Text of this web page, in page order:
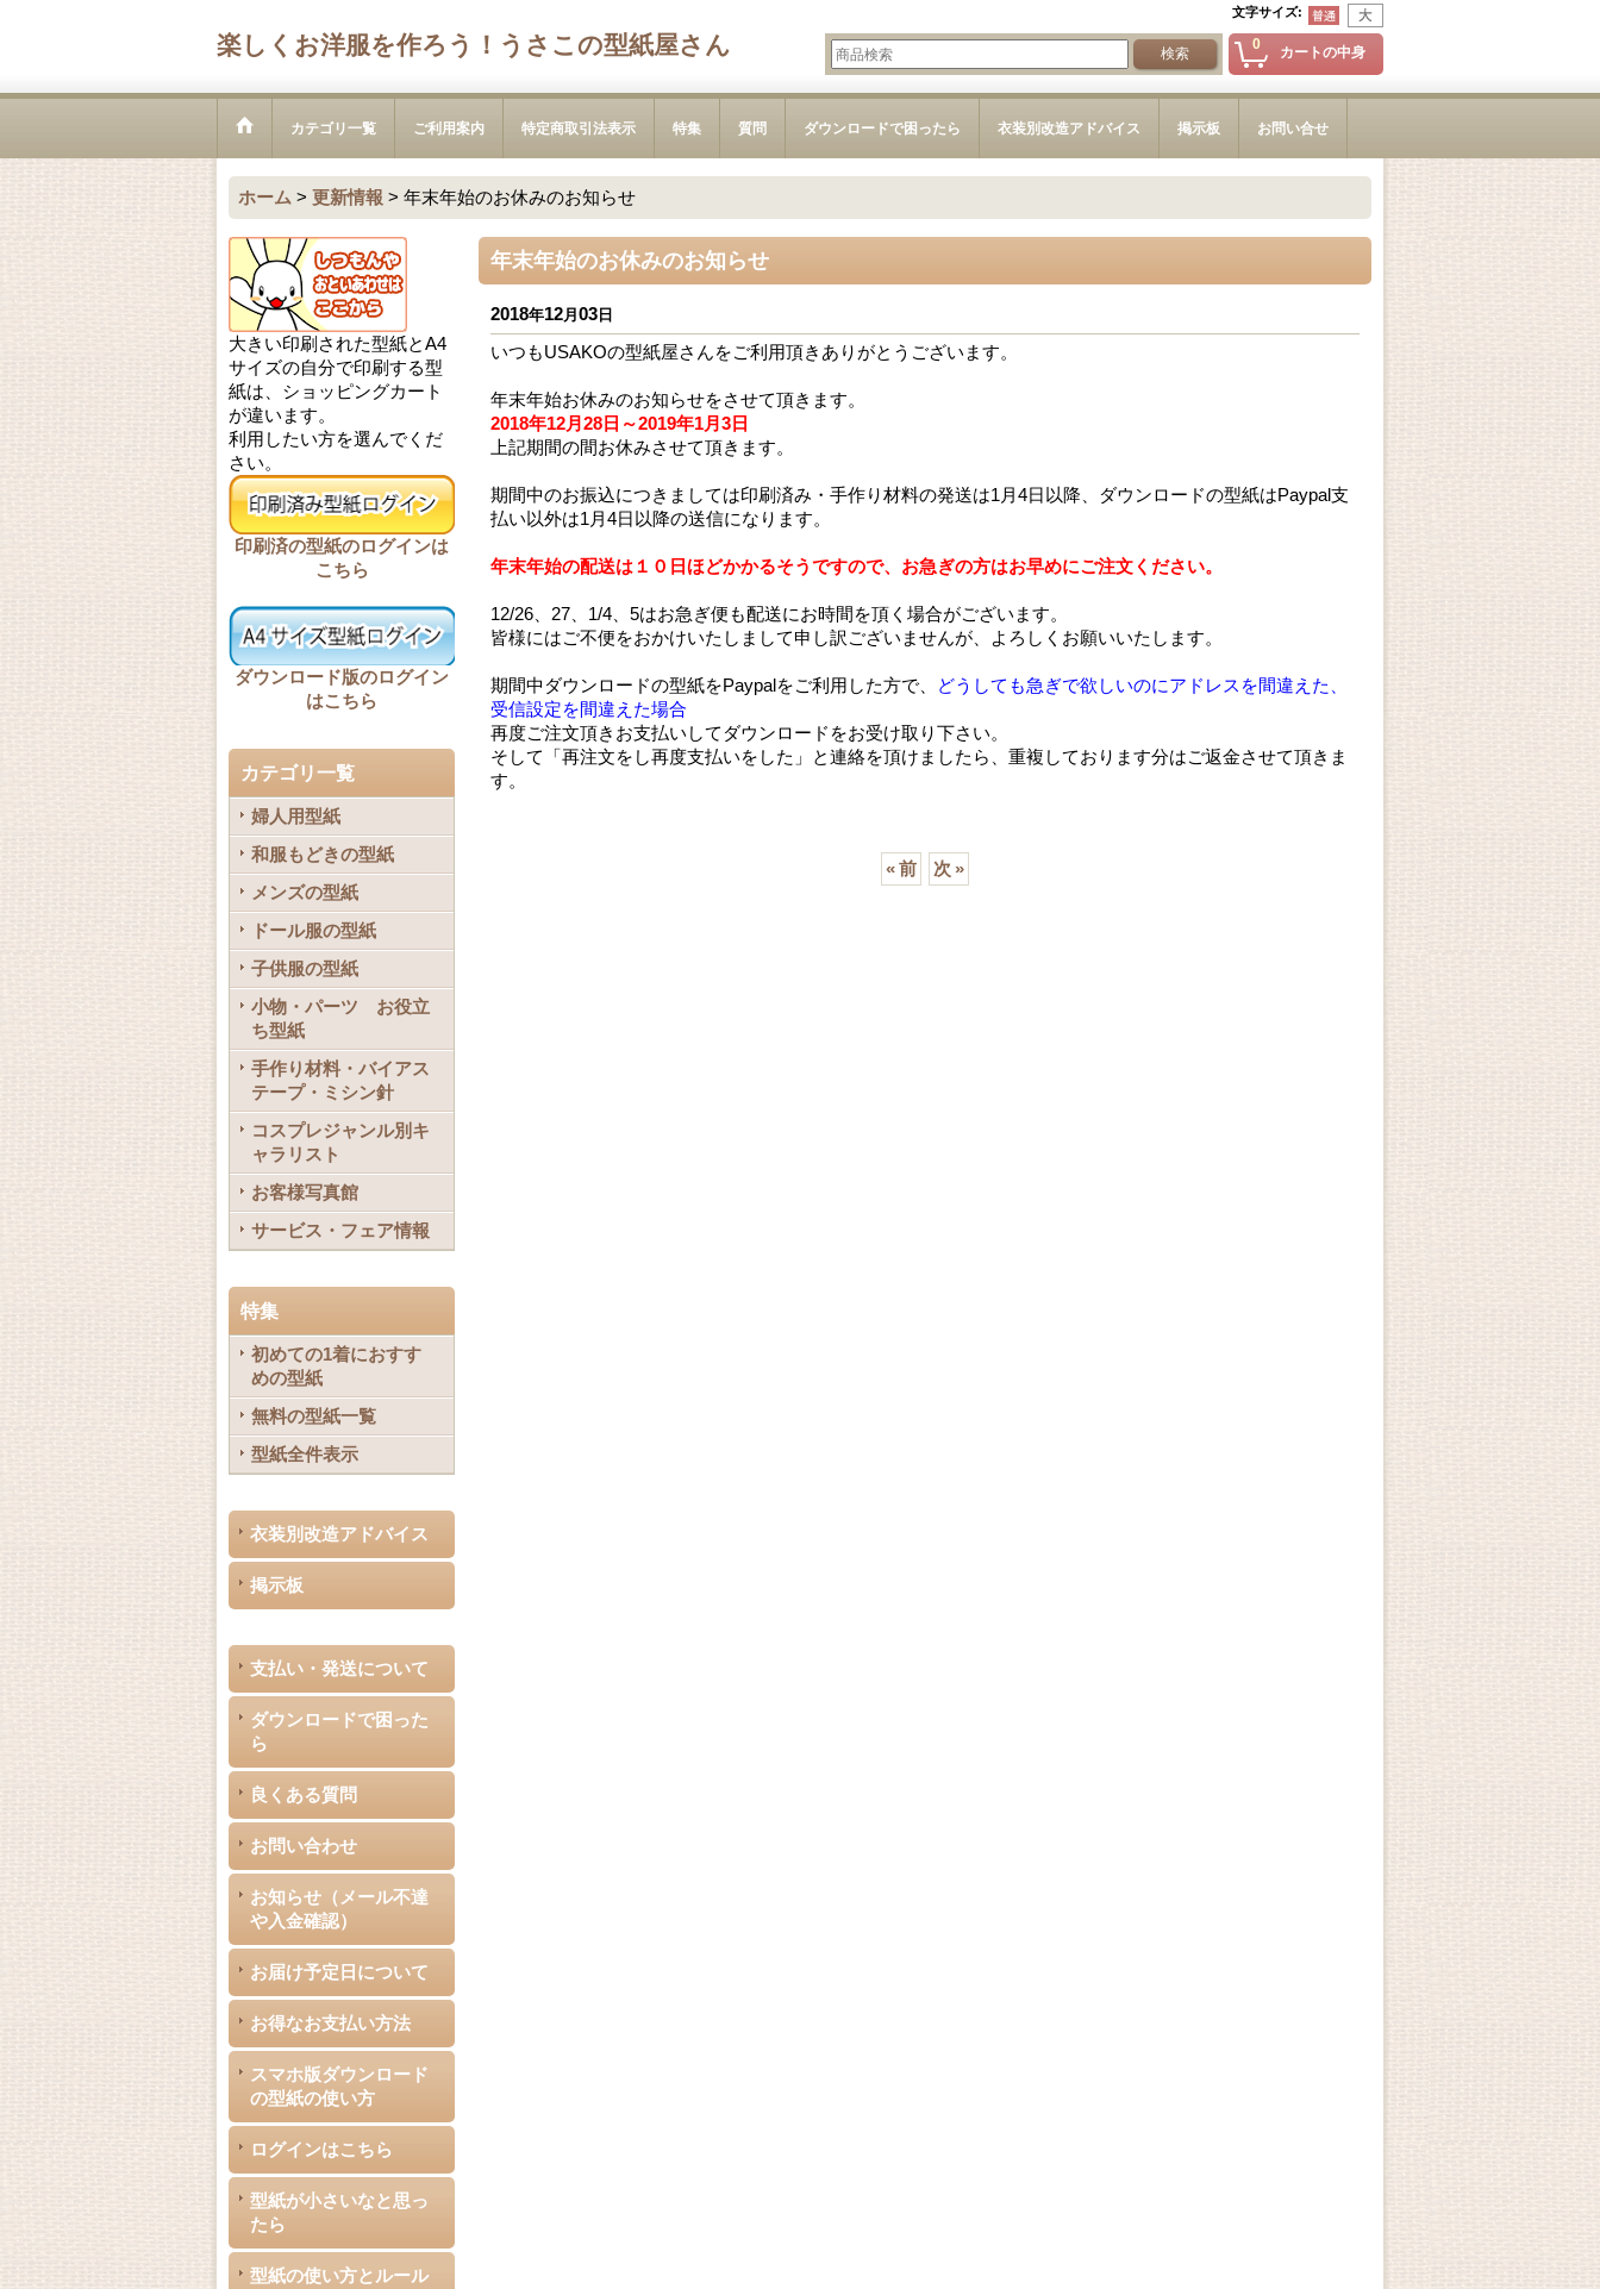
文字サイズ:
楽しくお洋服を作ろう！うさこの型紙屋さん 0 カートの中身
カテゴリ一覧 ご利用案内 特定商取引法表示 特集 質問 ダウンロードで困ったら 衣装別改造アドバイス 掲示板 お問い合せ
ホーム > 更新情報 > 年末年始のお休みのお知らせ
大きい印刷された型紙とA4
サイズの自分で印刷する型
紙は、ショッピングカート
が違います。
利用したい方を選んでくだ
さい。
印刷済の型紙のログインは
こちら
ダウンロード版のログイン
はこちら
カテゴリ一覧
婦人用型紙
和服もどきの型紙
メンズの型紙
ドール服の型紙
子供服の型紙
小物・パーツ お役立
ち型紙
手作り材料・バイアス
テープ・ミシン針
コスプレジャンル別キ
ャラリスト
お客様写真館
サービス・フェア情報
特集
初めての1着におすす
めの型紙
無料の型紙一覧
型紙全件表示
衣装別改造アドバイス
掲示板
支払い・発送について
ダウンロードで困った
ら
良くある質問
お問い合わせ
お知らせ（メール不達
や入金確認）
お届け予定日について
お得なお支払い方法
スマホ版ダウンロード
の型紙の使い方
ログインはこちら
型紙が小さいなと思っ
たら
型紙の使い方とルール
年末年始のお休みのお知らせ
2018年12月 03 日
いつもUSAKOの型紙屋さんをご利用頂きありがとうございます。
年末年始お休みのお知らせをさせて頂きます。
2018年12月28日～2019年1月3日
上記期間の間お休みさせて頂きます。
期間中のお振込につきましては印刷済み・手作り材料の発送は1月4日以降、ダウンロードの型紙はPaypal支
払い以外は1月4日以降の送信になります。
年末年始の配送は１０日ほどかかるそうですので、お急ぎの方はお早めにご注文ください。
12/26、27、1/4、5はお急ぎ便も配送にお時間を頂く場合がございます。
皆様にはご不便をおかけいたしまして申し訳ございませんが、よろしくお願いいたします。
期間中ダウンロードの型紙をPaypalをご利用した方で、
どうしても急ぎで欲しいのにアドレスを間違えた、
受信設定を間違えた場合
再度ご注文頂きお支払いしてダウンロードをお受け取り下さい。
そして「再注文をし再度支払いをした」と連絡を頂けましたら、重複しております分はご返金させて頂きま
す。
«前 次 »